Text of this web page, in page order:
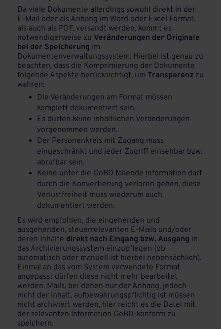
Da viele Dokumente allerdings sowohl direkt in der
E-Mail oder als Anhang im Word oder Excel Format,
als auch als PDF, versandt werden, kommt es
notwendigerweise zu Veränderungen der Originale
bei der Speicherung im
Dokumentenverwaltungssystem. Hierbei ist genau zu
beachten, dass die Komprimierung der Dokumente
folgende Aspekte berücksichtigt, um Transparenz zu
wahren:
Die Veränderungen am Format müssen
komplett dokumentiert sein.
Es dürfen keine inhaltlichen Veränderungen
vorgenommen werden.
Der Personenkreis mit Zugang muss
eingeschränkt und jeder Zugriff einsehbar bzw.
abrufbar sein.
Keine unter die GoBD fallende Information darf
durch die Konvertierung verloren gehen, diese
Verlustfreiheit muss wiederum auch
dokumentiert werden.
Es wird empfohlen, die eingehenden und
ausgehenden, steuerrelevanten E-Mails und/oder
deren Inhalte direkt nach Eingang bzw. Ausgang in
das Archivierungssystem einzupflegen (ob
automatisch oder manuell ist hierbei nebensächlich).
Einmal an das vom System verwendete Format
angepasst dürfen diese nicht mehr bearbeitet
werden. Mails, bei denen nur der Anhang, jedoch
nicht der Inhalt, aufbewahrungspflichtig ist müssen
nicht archiviert werden, hier reicht es die Datei mit
der relevanten Information GoBD-konform zu
speichern.